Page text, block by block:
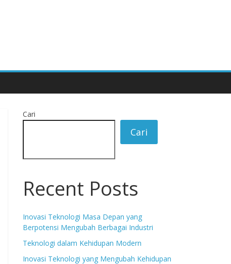
Cari
Cari
Recent Posts
Inovasi Teknologi Masa Depan yang
Berpotensi Mengubah Berbagai Industri
Teknologi dalam Kehidupan Modern
Inovasi Teknologi yang Mengubah Kehidupan